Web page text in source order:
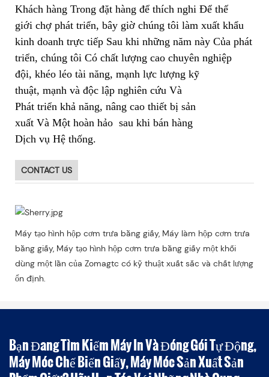
Khách hàng Trong đặt hàng để thích nghi Để thế
giới chợ phát triển, bây giờ chúng tôi làm xuất khẩu
kinh doanh trực tiếp Sau khi những năm này Của phát
triển, chúng tôi Có chất lượng cao chuyên nghiệp
đội, khéo léo tài năng, mạnh lực lượng kỹ
thuật, mạnh và độc lập nghiên cứu Và
Phát triển khả năng, nâng cao thiết bị sản
xuất Và Một hoàn hảo sau khi bán hàng
Dịch vụ Hệ thống.
CONTACT US
Máy tạo hình hộp cơm trưa bằng giấy, Máy làm hộp cơm trưa
bằng giấy, Máy tạo hình hộp cơm trưa bằng giấy một khối
dùng một lần của Zomagtc có kỹ thuật xuất sắc và chất lượng
ổn định.
Bạn Đang Tìm Kiếm Máy In Và Đóng Gói Tự Động,
Máy Móc Chế Biến Giấy, Máy Móc Sản Xuất Sản